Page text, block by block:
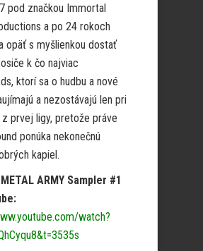
pod značkou Immortal
a po 24 rokoch
opäť s myšlienkou dostať
k čo najviac
ktorí sa o hudbu a nové
a nezostávajú len pri
z prvej ligy, pretože práve
ponúka nekonečnú
kapiel.
METAL ARMY Sampler #1
watch?